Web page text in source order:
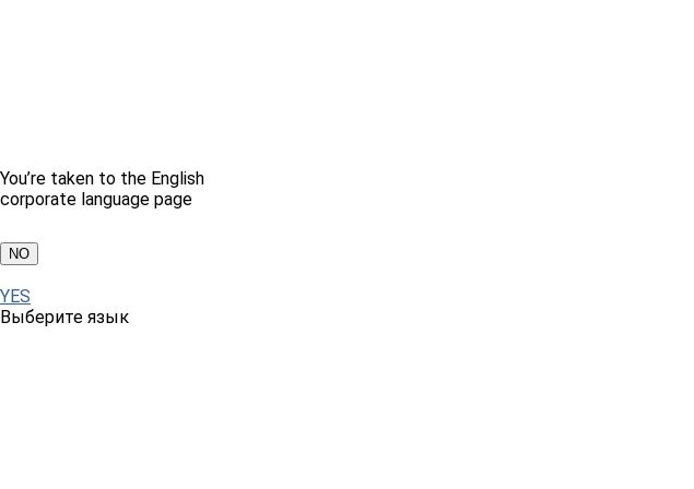
You’re taken to the English
corporate language page
NO
YES
Выберите язык